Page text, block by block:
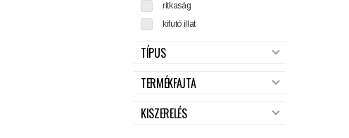
ritkaság
kifutó illat
TÍPUS
TERMÉKFAJTA
KISZERELÉS